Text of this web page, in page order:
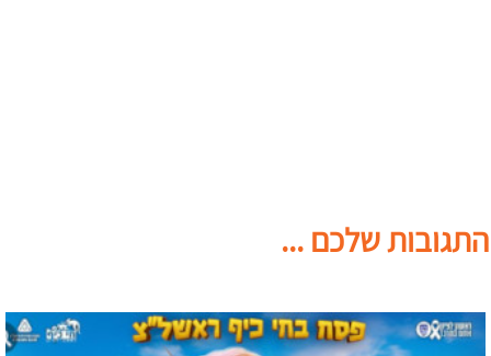
התגובות שלכם ...